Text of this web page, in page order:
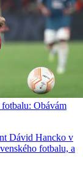
Obávám
Dávid Hancko v
fotbalu, a